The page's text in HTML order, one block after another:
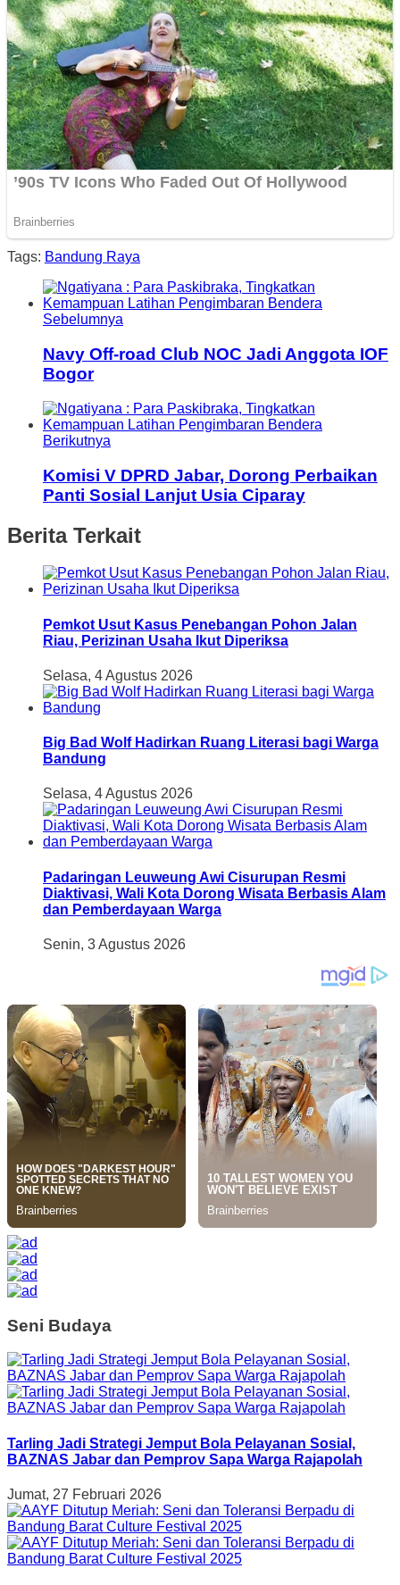
Tags: Bandung Raya
Sebelumnya
Navy Off-road Club NOC Jadi Anggota IOF
Bogor
Berikutnya
Komisi V DPRD Jabar, Dorong Perbaikan
Panti Sosial Lanjut Usia Ciparay
Berita Terkait
Pemkot Usut Kasus Penebangan Pohon Jalan
Riau, Perizinan Usaha Ikut Diperiksa
Selasa, 4 Agustus 2026
Big Bad Wolf Hadirkan Ruang Literasi bagi Warga
Bandung
Selasa, 4 Agustus 2026
Padaringan Leuweung Awi Cisurupan Resmi
Diaktivasi, Wali Kota Dorong Wisata Berbasis Alam
dan Pemberdayaan Warga
Senin, 3 Agustus 2026
Seni Budaya
Tarling Jadi Strategi Jemput Bola Pelayanan Sosial,
BAZNAS Jabar dan Pemprov Sapa Warga Rajapolah
Jumat, 27 Februari 2026